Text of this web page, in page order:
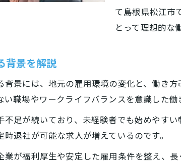
定時退社を目指すなら軽
定時退社を叶える軽
軽作業を選ぶ人が重
定時退社と両立でき
人気の軽作業職種と
て島根県松江市
とって理想的な
背景を解説
景には、地元の雇用環境の変化と、働き
職場やワークライフバランスを意識した働
足が続いており、未経験者でも始めやす
退社が可能な求人が増えているのです。
業が福利厚生や安定した雇用条件を整え、